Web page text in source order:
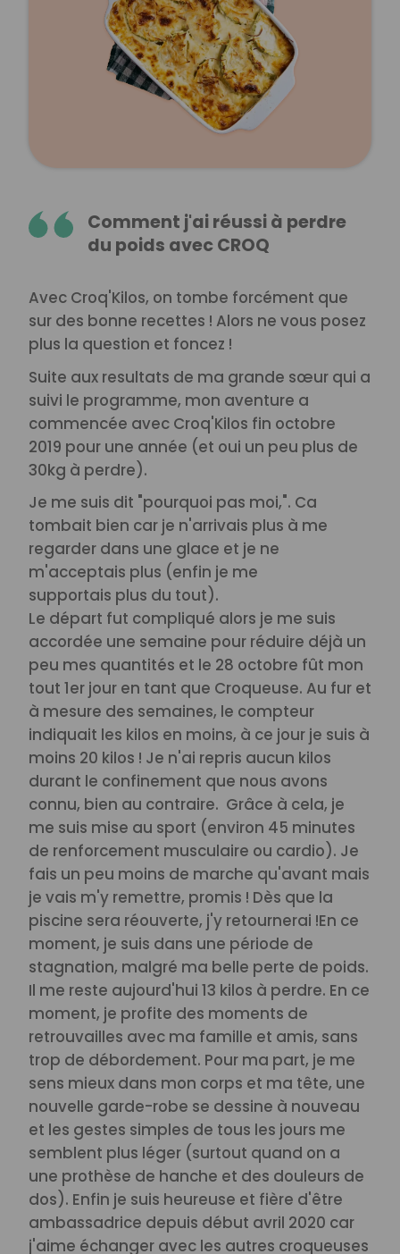
Comment j'ai réussi à perdre
du poids avec CROQ
Avec Croq'Kilos, on tombe forcément que
sur des bonne recettes ! Alors ne vous posez
plus la question et foncez !
Suite aux resultats de ma grande sœur qui a
suivi le programme, mon aventure a
commencée avec Croq'Kilos fin octobre
2019 pour une année (et oui un peu plus de
30kg à perdre).
Je me suis dit "pourquoi pas moi,". Ca
tombait bien car je n'arrivais plus à me
regarder dans une glace et je ne
m'acceptais plus (enfin je me
supportais plus du tout).
Le départ fut compliqué alors je me suis
accordée une semaine pour réduire déjà un
peu mes quantités et le 28 octobre fût mon
tout 1er jour en tant que Croqueuse. Au fur et
à mesure des semaines, le compteur
indiquait les kilos en moins, à ce jour je suis à
moins 20 kilos ! Je n'ai repris aucun kilos
durant le confinement que nous avons
connu, bien au contraire. Grâce à cela, je
me suis mise au sport (environ 45 minutes
de renforcement musculaire ou cardio). Je
fais un peu moins de marche qu'avant mais
je vais m'y remettre, promis ! Dès que la
piscine sera réouverte, j'y retournerai !En ce
moment, je suis dans une période de
stagnation, malgré ma belle perte de poids.
Il me reste aujourd'hui 13 kilos à perdre. En ce
moment, je profite des moments de
retrouvailles avec ma famille et amis, sans
trop de débordement. Pour ma part, je me
sens mieux dans mon corps et ma tête, une
nouvelle garde-robe se dessine à nouveau
et les gestes simples de tous les jours me
semblent plus léger (surtout quand on a
une prothèse de hanche et des douleurs de
dos). Enfin je suis heureuse et fière d'être
ambassadrice depuis début avril 2020 car
j'aime échanger avec les autres croqueuses